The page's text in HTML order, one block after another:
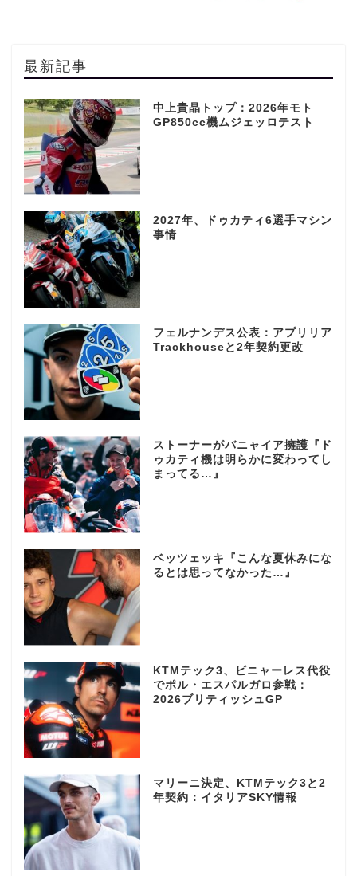
最新記事
中上貴晶トップ：2026年モト
GP850cc機ムジェッロテスト
2027年、ドゥカティ6選手マシン
事情
フェルナンデス公表：アプリリア
Trackhouseと2年契約更改
ストーナーがバニャイア擁護『ド
ゥカティ機は明らかに変わってし
まってる…』
ベッツェッキ『こんな夏休みにな
るとは思ってなかった…』
KTMテック3、ビニャーレス代役
でポル・エスパルガロ参戦：
2026ブリティッシュGP
マリーニ決定、KTMテック3と2
年契約：イタリアSKY情報